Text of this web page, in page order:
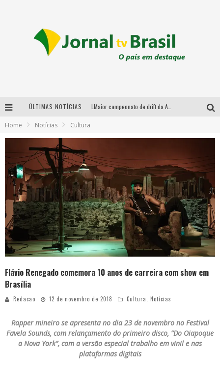
ÚLTIMAS NOTÍCIAS LMaior campeonato de drift da América Latina arrecada doações para vítimas das chuvas em MG neste fim de semana
Sucesso absoluto: Ultimate Drift 2026 reúne milhares de fãs e consagra campeões no Mega Space
Home Notícias Cultura
Flávio Renegado comemora 10 anos de carreira com show em
Brasília
Redacao 12 de novembro de 2018 Cultura, Notícias
Rapper mineiro se apresenta no dia 23 de novembro no Festival
Favela Sounds, com relançamento do primeiro disco, “Do Oiapoque
a Nova York”, com a versão especial trabalho em vinil e nas
plataformas digitais